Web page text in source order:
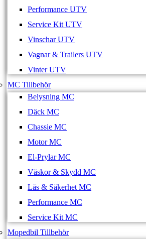
Performance UTV
Service Kit UTV
Vinschar UTV
Vagnar & Trailers UTV
Vinter UTV
MC Tillbehör
Belysning MC
Däck MC
Chassie MC
Motor MC
El-Prylar MC
Väskor & Skydd MC
Lås & Säkerhet MC
Performance MC
Service Kit MC
Mopedbil Tillbehör